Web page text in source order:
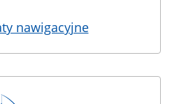
nawigacyjne